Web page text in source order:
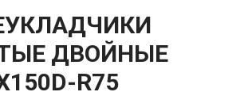
ДВОЙНЫЕ
R75